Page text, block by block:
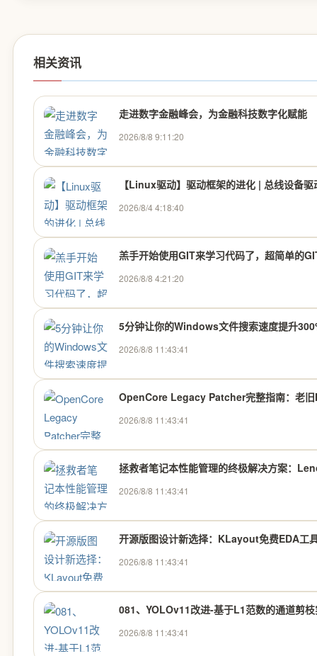
相关资讯
走进数字金融峰会，为金融科技数字化赋能
2026/8/8 9:11:20
【Linux驱动】驱动框架的进化 | 总线设备驱
2026/8/4 4:18:40
羔手开始使用GIT来学习代码了，超简单的
2026/8/8 4:21:20
5分钟让你的Windows文件搜索速度提升
2026/8/8 11:43:41
OpenCore Legacy Patcher完整指南：老
2026/8/8 11:43:41
拯救者笔记本性能管理的终极解决方案：
2026/8/8 11:43:41
开源版图设计新选择：KLayout免费EDA工
2026/8/8 11:43:41
081、YOLOv11改进-基于L1范数的通道剪
2026/8/8 11:43:41